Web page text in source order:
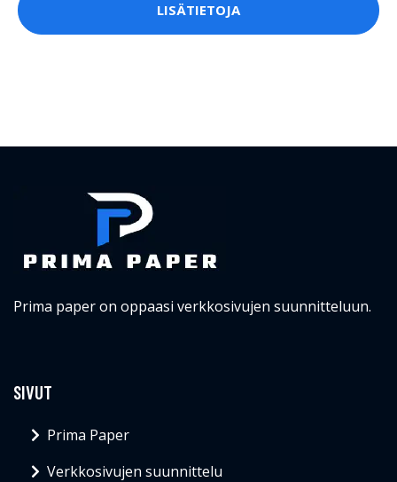
LISÄTIETOJA
Prima paper on oppaasi verkkosivujen suunnitteluun.
SIVUT
Prima Paper
Verkkosivujen suunnittelu